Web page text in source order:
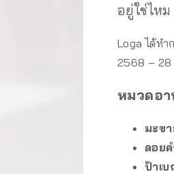
อยู่ใช่ไหม
Loga ได้ทำ
2568 – 28
หมวดอา
มะข
ดอย
ป้าเ